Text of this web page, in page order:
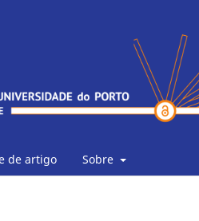
de artigo Sobre